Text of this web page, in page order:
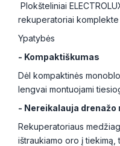
Plokšteliniai
rekuperatoriai
Ypatybės
- Kompaktiškumas
Dėl kompaktinės
lengvai montuojami
- Nereikalauja drenažo
Rekuperatoriaus
ištraukiamo oro į